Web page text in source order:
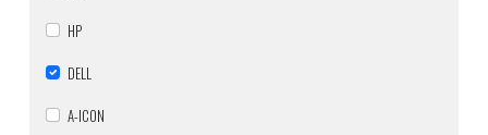
HP
DELL
A-ICON